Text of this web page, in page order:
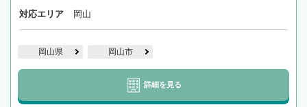
対応エリア 岡山
岡山県 岡山市
詳細を見る